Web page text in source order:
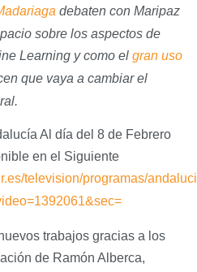
debaten con Maripaz
sobre los aspectos de
Learning y como el gran uso
que vaya a cambiar el
Al día del 8 de Febrero
en el Siguiente
television/programas/
trabajos gracias a los
de Ramón Alberca,